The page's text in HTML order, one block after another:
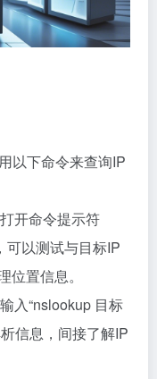
以下命令来查询IP
开命令提示符
可以测试与目标IP
置信息。
入“nslookup 目标
信息，间接了解IP